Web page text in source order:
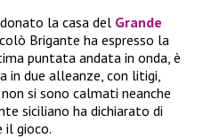
la casa del Grande
Brigante ha espresso la
puntata andata in onda, è
in due alleanze, con litigi,
si sono calmati neanche
siciliano ha dichiarato di
il gioco.